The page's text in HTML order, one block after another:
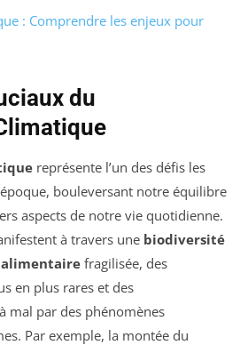
: Comprendre les enjeux pour
du
représente l’un des défis les
bouleversant notre équilibre
aspects de notre vie quotidienne.
à travers une biodiversité
fragilisée, des
en plus rares et des
mal par des phénomènes
Par exemple, la montée du